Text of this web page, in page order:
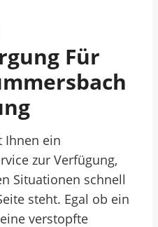
Für
Ihnen ein
zur Verfügung,
Situationen schnell
steht. Egal ob ein
verstopfte